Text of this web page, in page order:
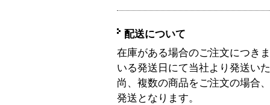
配送について
在庫がある場合のご注文につき
いる発送日にて当社より発送い
尚、複数の商品をご注文の場合
発送となります。